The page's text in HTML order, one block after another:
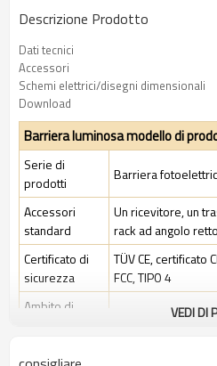
Descrizione Prodotto
Dati tecnici
Accessori
Schemi elettrici/disegni dimensionali
Download
Barriera luminosa modello di
Serie di
prodotti
Barriera
Accessori
standard
Un ricevitore, un
rack ad angolo
Certificato di
sicurezza
TÜV CE, certificato
FCC, TIPO 4
Ambito di
AmbienteVEDI DI